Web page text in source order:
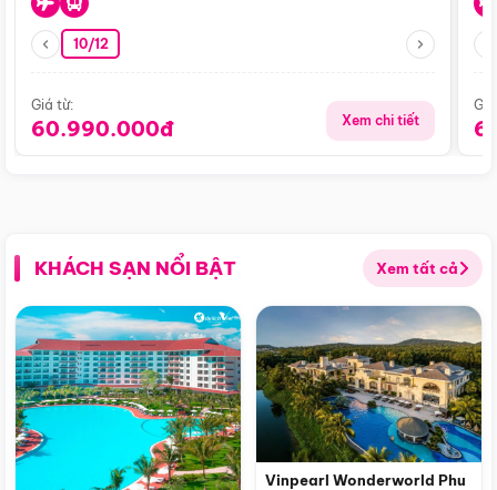
10/12
Giá từ:
60.990.000đ Xem chi tiết
KHÁCH SẠN NỔI BẬT Xem tất cả
Vinpearl Wonderworld Phu